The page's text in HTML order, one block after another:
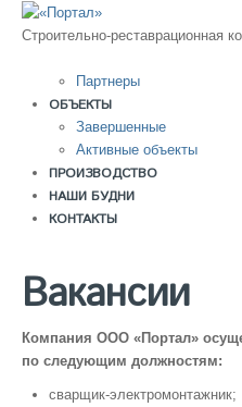
Строительно-реставрационная
Партнеры
ОБЪЕКТЫ
Завершенные
Активные объекты
ПРОИЗВОДСТВО
НАШИ БУДНИ
КОНТАКТЫ
Вакансии
Компания ООО «Портал»
по следующим должностям:
сварщик-электромонтажник;